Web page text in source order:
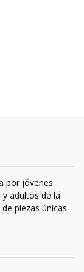
por jóvenes
adultos de la
piezas únicas